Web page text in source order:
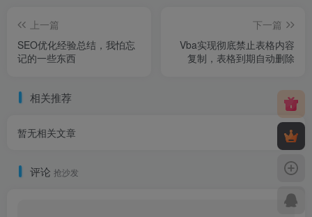
上一篇
SEO优化经验总结，我怕忘
记的一些东西
下一篇
Vba实现彻底禁止表格内容
复制，表格到期自动删除
相关推荐
暂无相关文章
评论 抢沙发